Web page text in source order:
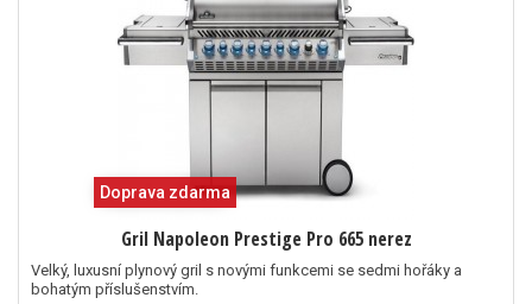
Doprava zdarma
Gril Napoleon Prestige Pro 665 nerez
Velký, luxusní plynový gril s novými funkcemi se sedmi hořáky a
bohatým příslušenstvím.